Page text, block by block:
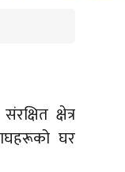
क्षेत्र
घर